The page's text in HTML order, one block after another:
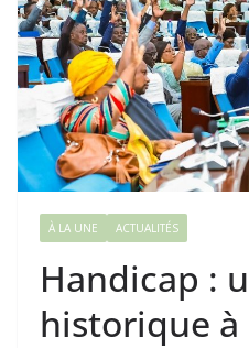
À LA UNE ACTUALITÉS
Handicap :
historique à